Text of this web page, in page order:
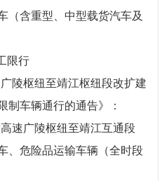
含重型、中型载货汽车及
限行
枢纽至靖江枢纽段改扩建
制车辆通行的通告》：
广陵枢纽至靖江互通段
危险品运输车辆（全时段